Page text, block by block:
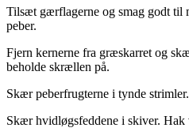
Tilsæt gærflagerne og smag godt til
peber.
Fjern kernerne fra græskarret og
beholde skrællen på.
Skær peberfrugterne i tynde
Skær hvidløgsfeddene i skiver. Hak